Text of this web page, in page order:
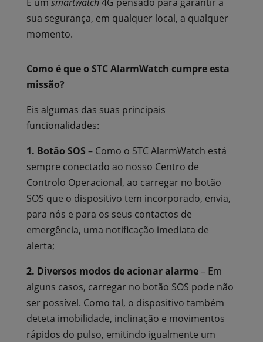
É um smartwatch4G pensado para garantir a
sua segurança, em qualquer local, a qualquer
momento.
Como é que o STC AlarmWatch cumpre esta
missão?
Eis algumas das suas principais
funcionalidades:
1. Botão SOS – Como o STC AlarmWatch está
sempre conectado ao nosso Centro de
Controlo Operacional, ao carregar no botão
SOS que o dispositivo tem incorporado, envia,
para nós e para os seus contactos de
emergência, uma notificação imediata de
alerta;
2. Diversos modos de acionar alarme– Em
alguns casos, carregar no botão SOS pode não
ser possível. Como tal, o dispositivo também
deteta imobilidade, inclinação e movimentos
rápidos do pulso, emitindo igualmente um